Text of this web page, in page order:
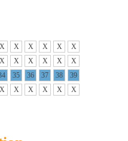
X X X X X
X
X X X X X
X
35 36 37 38
39
X X X X X
X